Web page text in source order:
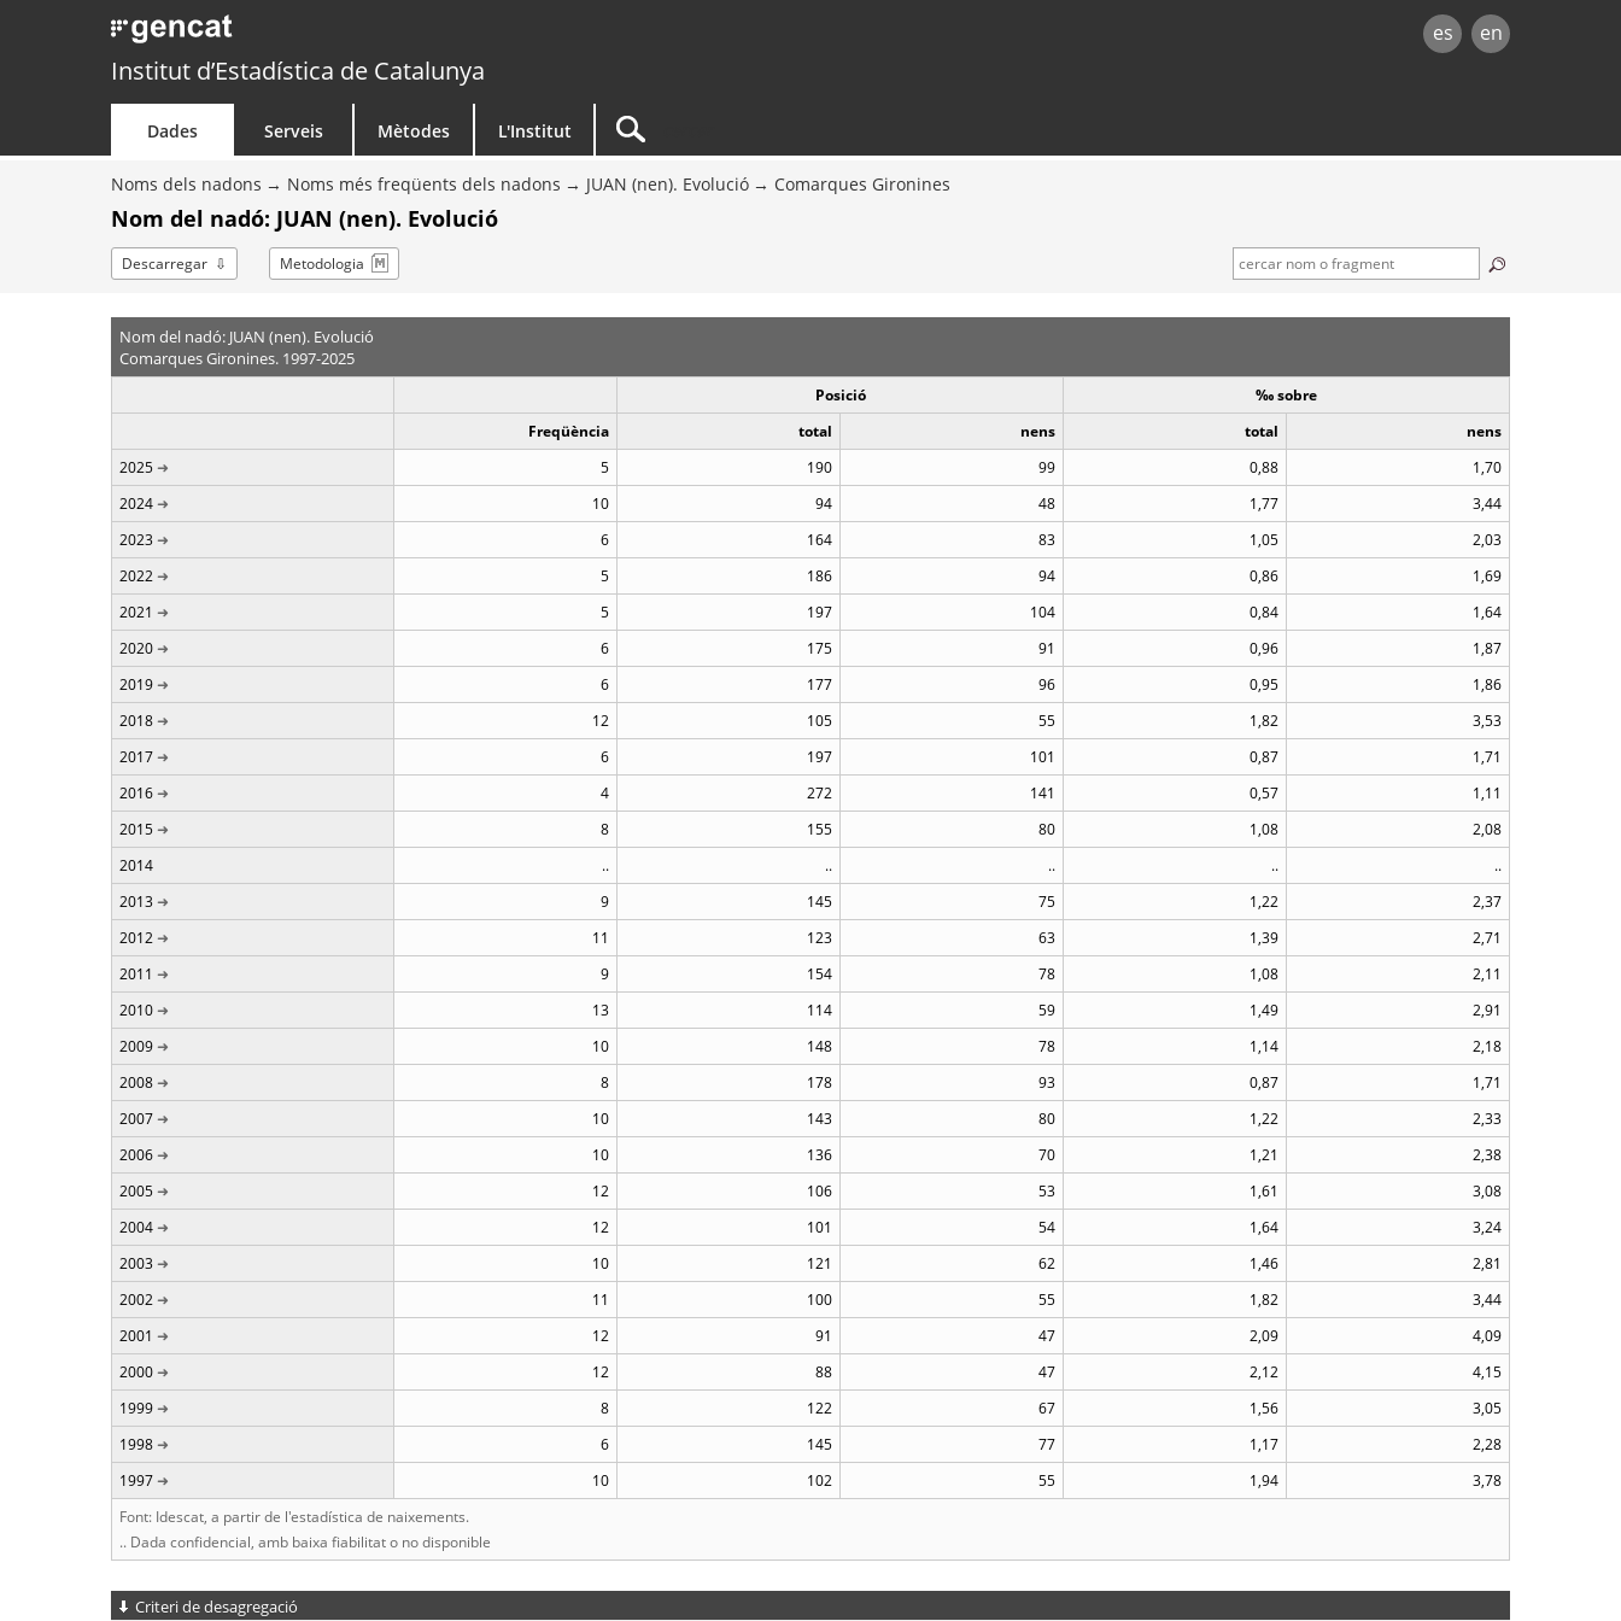
es en
Institut d’Estadística de Catalunya
Dades Serveis Mètodes L'Institut
Noms dels nadons Noms més freqüents dels nadons JUAN (nen). Evolució Comarques Gironines
Nom del nadó: JUAN (nen). Evolució
Descarregar Metodologia
Nom del nadó: JUAN (nen). Evolució
Comarques Gironines. 1997-2025
Posició
‰ sobre
Freqüència
total nens total
nens
2025
5 190 99 0,88
1,70
2024
10 94 48 1,77
3,44
2023
6 164 83 1,05
2,03
2022
5 186 94 0,86
1,69
2021
5 197 104 0,84
1,64
2020
6 175 91 0,96
1,87
2019
6 177 96 0,95
1,86
2018
12 105 55 1,82
3,53
2017
6 197 101 0,87
1,71
2016
4 272 141 0,57
1,11
2015
8 155 80 1,08
2,08
2014
.. .. .. ..
..
2013
9 145 75 1,22
2,37
2012
11 123 63 1,39
2,71
2011
9 154 78 1,08
2,11
2010
13 114 59 1,49
2,91
2009
10 148 78 1,14
2,18
2008
8 178 93 0,87
1,71
2007
10 143 80 1,22
2,33
2006
10 136 70 1,21
2,38
2005
12 106 53 1,61
3,08
2004
12 101 54 1,64
3,24
2003
10 121 62 1,46
2,81
2002
11 100 55 1,82
3,44
2001
12 91 47 2,09
4,09
2000
12 88 47 2,12
4,15
1999
8 122 67 1,56
3,05
1998
6 145 77 1,17
2,28
1997
10 102 55 1,94
3,78
Font: Idescat, a partir de l'estadística de naixements.
.. Dada confidencial, amb baixa fiabilitat o no disponible
Criteri de desagregació